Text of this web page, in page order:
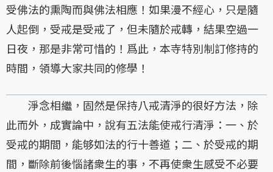
受佛法的熏陶而與佛法相應！如果漫不經心，只是隨
人起倒，受戒是受戒了，但未隨於戒轉，結果空過一
日夜，那是非常可惜的！爲此，本寺特別制訂修持的
時間，領導大家共同的修學！
淨念相繼，固然是保持八戒清淨的很好方法，除
此而外，成實論中，說有五法能使戒行清淨：一、於
受戒的期間，能够如法的行十善道；二、於受戒的期
間，斷除前後惱諸衆生的事，不再使衆生感受不必要